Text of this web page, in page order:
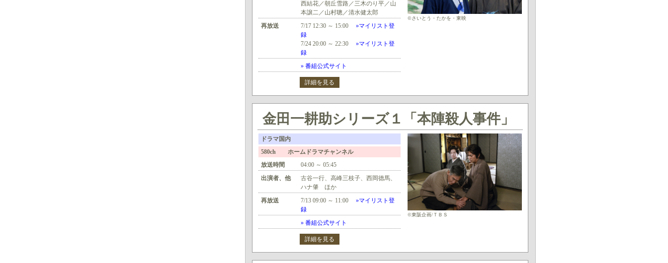
西結花／朝丘雪路／三木のり平／山
本譲二／山村聰／清水健太郎
再放送
7/17 12:30 ～ 15:00
»マイリスト登
録
7/24 20:00 ～ 22:30
»マイリスト登
録
» 番組公式サイト
詳細を見る
©さいとう・たかを・東映
金田一耕助シリーズ１「本陣殺人事件」
ドラマ国内
580ch ホームドラマチャンネル
放送時間
04:00 ～ 05:45
出演者、他
古谷一行、高峰三枝子、西岡德馬、
ハナ肇 ほか
再放送
7/13 09:00 ～ 11:00
»マイリスト登
録
» 番組公式サイト
詳細を見る
©東阪企画/ＴＢＳ